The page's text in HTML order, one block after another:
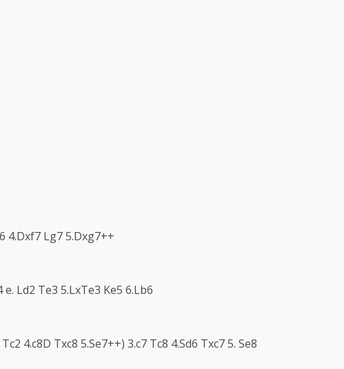
4.Dxf7 Lg7 5.Dxg7++
Ld2 Te3 5.LxTe3 Ke5 6.Lb6
4.c8D Txc8 5.Se7++) 3.c7 Tc8 4.Sd6 Txc7 5. Se8